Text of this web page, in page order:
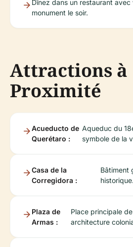
Dînez dans un restaurant avec
monument le soir.
Attractions à
Proximité
Acueducto de
Querétaro :
Aqueduc du
symbole de la
Casa de la
Corregidora :
Bâtiment
historique.
Plaza de
Armas :
Place principale
architecture